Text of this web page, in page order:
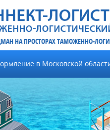
НА ПРОСТОРАХ ТАМОЖЕННО-
в Московской